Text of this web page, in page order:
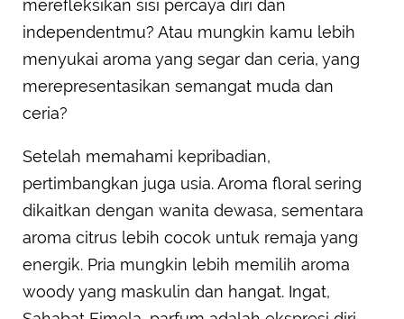
merefleksikan sisi percaya diri dan
independentmu? Atau mungkin kamu lebih
menyukai aroma yang segar dan ceria, yang
merepresentasikan semangat muda dan
ceria?
Setelah memahami kepribadian,
pertimbangkan juga usia. Aroma floral sering
dikaitkan dengan wanita dewasa, sementara
aroma citrus lebih cocok untuk remaja yang
energik. Pria mungkin lebih memilih aroma
woody yang maskulin dan hangat. Ingat,